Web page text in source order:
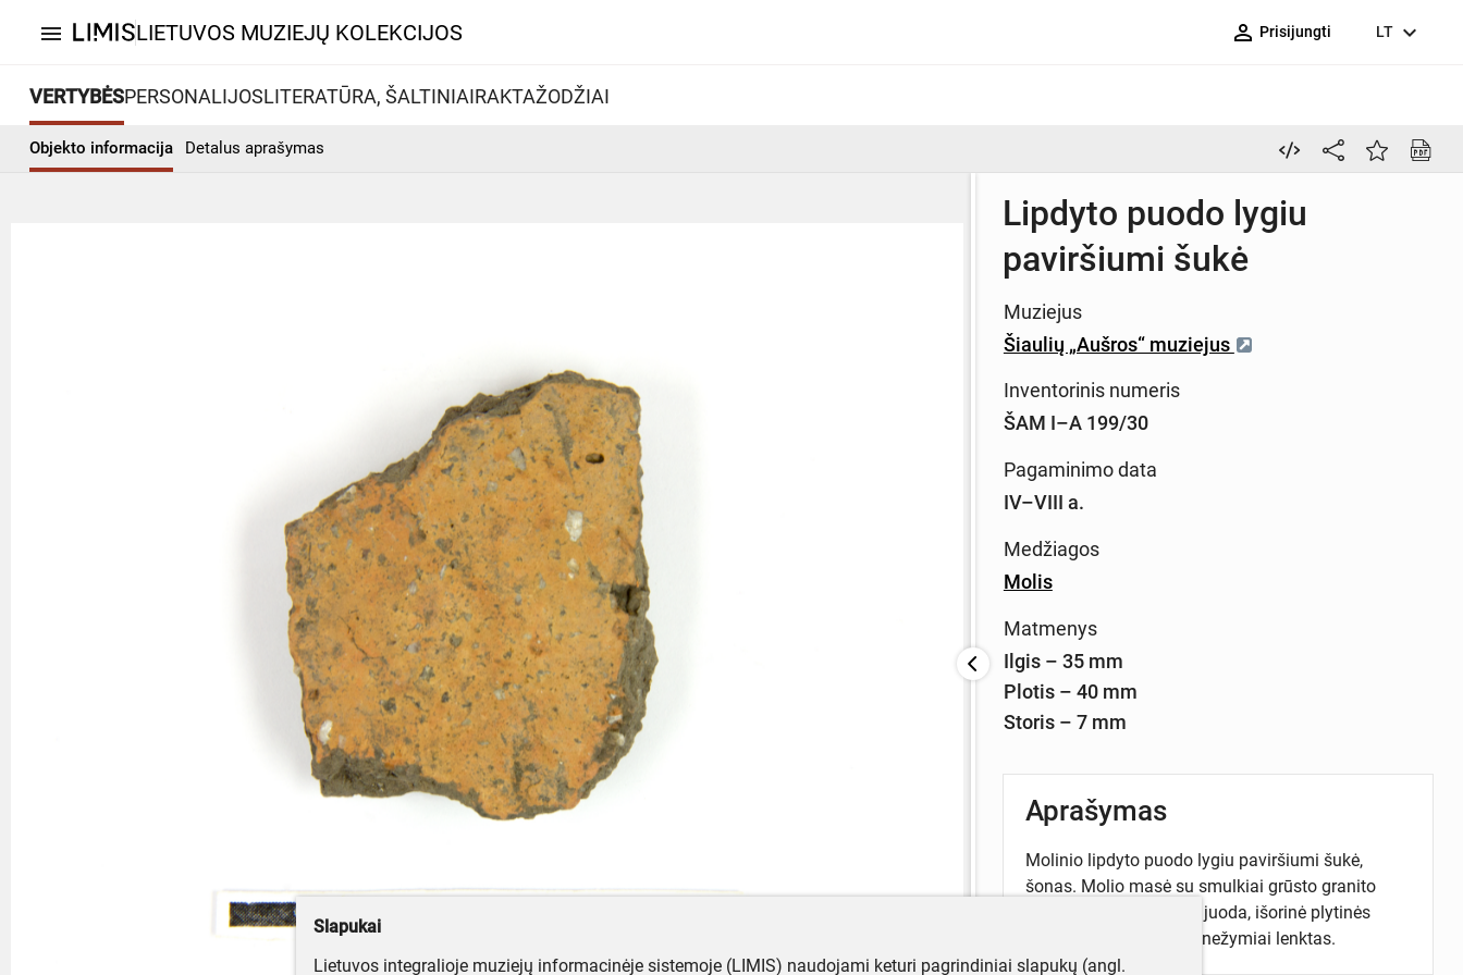
menu LIETUVOS MUZIEJŲ KOLEKCIJOS person_outline Prisijungti LT expand_more
VERTYBĖSPERSONALIJOSLITERATŪRA, ŠALTINIAIRAKTAŽODŽIAI
Objekto informacija Detalus aprašymas
Lipdyto puodo lygiu
paviršiumi šukė
Muziejus
Šiaulių „Aušros“ muziejus
Inventorinis numeris
ŠAM I–A 199/30
Pagaminimo data
IV–VIII a.
Medžiagos
Molis
Matmenys
Ilgis – 35 mm
Plotis – 40 mm
Storis – 7 mm
Aprašymas
Molinio lipdyto puodo lygiu paviršiumi šukė,
šonas. Molio masė su smulkiai grūsto granito
priemaiša. Vidinė pusė juoda, išorinė plytinės
spalvos. Šukės profilis nežymiai lenktas.
Slapukai
Lietuvos integralioje muziejų informacinėje sistemoje (LIMIS) naudojami keturi pagrindiniai slapukų (angl.